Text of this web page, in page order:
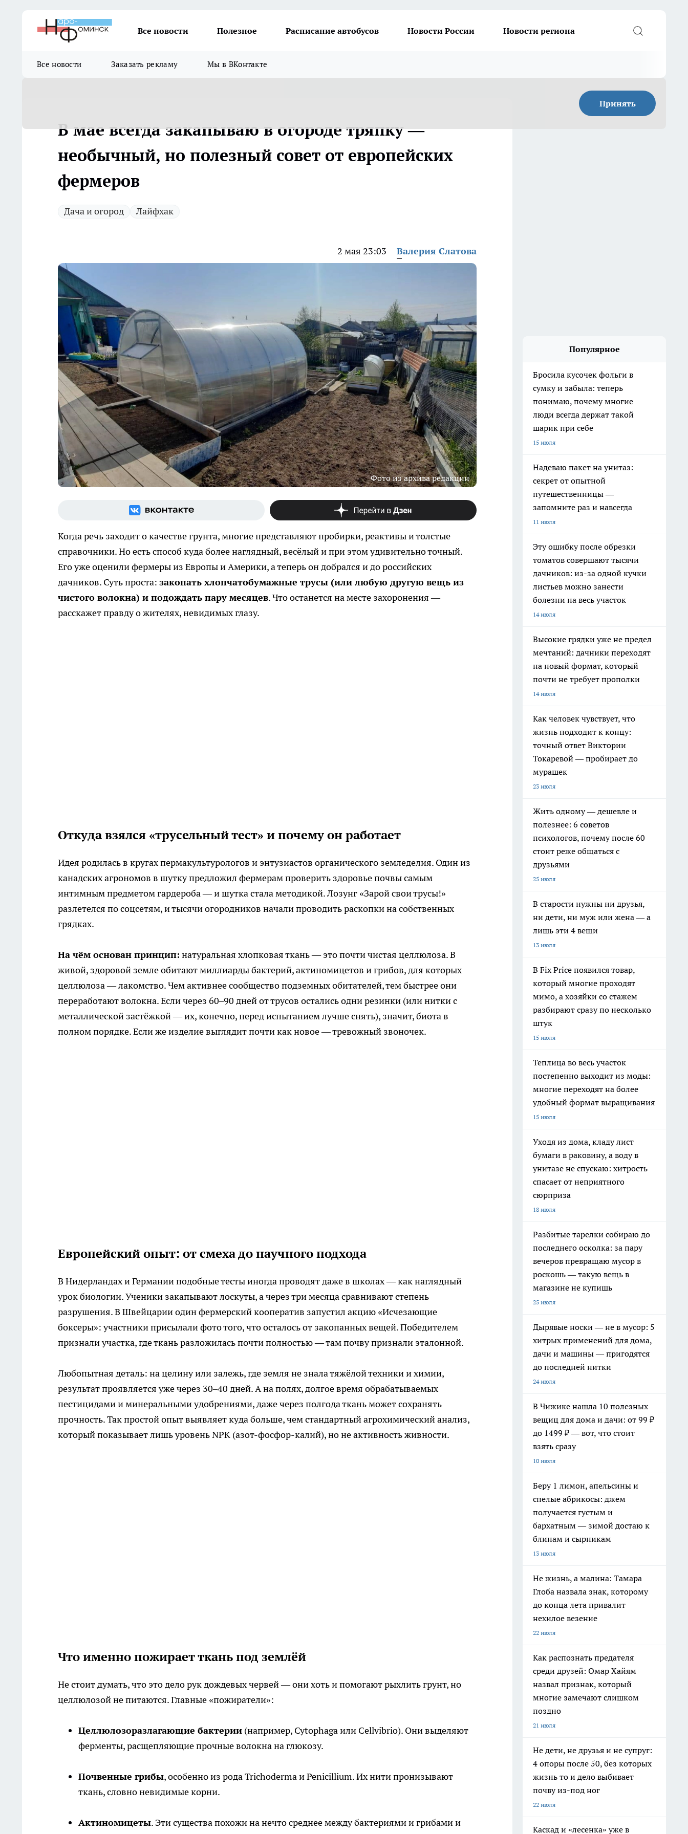
Все новости Полезное Расписание автобусов Новости России Новости региона
Все новости Заказать рекламу Мы в ВКонтакте
Принять
В мае всегда закапываю в огороде тряпку —
необычный, но полезный совет от европейских
фермеров
Дача и огород Лайфхак
2 мая 23:03 Валерия Слатова
Фото из архива редакции
Когда речь заходит о качестве грунта, многие представляют пробирки, реактивы и толстые
справочники. Но есть способ куда более наглядный, весёлый и при этом удивительно точный.
Его уже оценили фермеры из Европы и Америки, а теперь он добрался и до российских
дачников. Суть проста: закопать хлопчатобумажные трусы (или любую другую вещь из
чистого волокна) и подождать пару месяцев. Что останется на месте захоронения —
расскажет правду о жителях, невидимых глазу.
Откуда взялся «трусельный тест» и почему он работает
Идея родилась в кругах пермакультурологов и энтузиастов органического земледелия. Один из
канадских агрономов в шутку предложил фермерам проверить здоровье почвы самым
интимным предметом гардероба — и шутка стала методикой. Лозунг «Зарой свои трусы!»
разлетелся по соцсетям, и тысячи огородников начали проводить раскопки на собственных
грядках.
На чём основан принцип: натуральная хлопковая ткань — это почти чистая целлюлоза. В
живой, здоровой земле обитают миллиарды бактерий, актиномицетов и грибов, для которых
целлюлоза — лакомство. Чем активнее сообщество подземных обитателей, тем быстрее они
переработают волокна. Если через 60–90 дней от трусов остались одни резинки (или нитки с
металлической застёжкой — их, конечно, перед испытанием лучше снять), значит, биота в
полном порядке. Если же изделие выглядит почти как новое — тревожный звоночек.
Европейский опыт: от смеха до научного подхода
В Нидерландах и Германии подобные тесты иногда проводят даже в школах — как наглядный
урок биологии. Ученики закапывают лоскуты, а через три месяца сравнивают степень
разрушения. В Швейцарии один фермерский кооператив запустил акцию «Исчезающие
боксеры»: участники присылали фото того, что осталось от закопанных вещей. Победителем
признали участка, где ткань разложилась почти полностью — там почву признали эталонной.
Любопытная деталь: на целину или залежь, где земля не знала тяжёлой техники и химии,
результат проявляется уже через 30–40 дней. А на полях, долгое время обрабатываемых
пестицидами и минеральными удобрениями, даже через полгода ткань может сохранять
прочность. Так простой опыт выявляет куда больше, чем стандартный агрохимический анализ,
который показывает лишь уровень NPK (азот-фосфор-калий), но не активность живности.
Что именно пожирает ткань под землёй
Не стоит думать, что это дело рук дождевых червей — они хоть и помогают рыхлить грунт, но
целлюлозой не питаются. Главные «пожиратели»:
Целлюлозоразлагающие бактерии (например, Cytophaga или Cellvibrio). Они выделяют
ферменты, расщепляющие прочные волокна на глюкозу.
Почвенные грибы, особенно из рода Trichoderma и Penicillium. Их нити пронизывают
ткань, словно невидимые корни.
Актиномицеты. Эти существа похожи на нечто среднее между бактериями и грибами и
Популярное
Бросила кусочек фольги в
сумку и забыла: теперь
понимаю, почему многие
люди всегда держат такой
шарик при себе
15 июля
Надеваю пакет на унитаз:
секрет от опытной
путешественницы —
запомните раз и навсегда
11 июля
Эту ошибку после обрезки
томатов совершают тысячи
дачников: из-за одной кучки
листьев можно занести
болезни на весь участок
14 июля
Высокие грядки уже не предел
мечтаний: дачники переходят
на новый формат, который
почти не требует прополки
14 июля
Как человек чувствует, что
жизнь подходит к концу:
точный ответ Виктории
Токаревой — пробирает до
мурашек
23 июля
Жить одному — дешевле и
полезнее: 6 советов
психологов, почему после 60
стоит реже общаться с
друзьями
25 июля
В старости нужны ни друзья,
ни дети, ни муж или жена — а
лишь эти 4 вещи
13 июля
В Fix Price появился товар,
который многие проходят
мимо, а хозяйки со стажем
разбирают сразу по несколько
штук
15 июля
Теплица во весь участок
постепенно выходит из моды:
многие переходят на более
удобный формат выращивания
15 июля
Уходя из дома, кладу лист
бумаги в раковину, а воду в
унитазе не спускаю: хитрость
спасает от неприятного
сюрприза
18 июля
Разбитые тарелки собираю до
последнего осколка: за пару
вечеров превращаю мусор в
роскошь — такую вещь в
магазине не купишь
25 июля
Дырявые носки — не в мусор: 5
хитрых применений для дома,
дачи и машины — пригодятся
до последней нитки
24 июля
В Чижике нашла 10 полезных
вещиц для дома и дачи: от 99 ₽
до 1499 ₽ — вот, что стоит
взять сразу
10 июля
Беру 1 лимон, апельсины и
спелые абрикосы: джем
получается густым и
бархатным — зимой достаю к
блинам и сырникам
13 июля
Не жизнь, а малина: Тамара
Глоба назвала знак, которому
до конца лета привалит
нехилое везение
22 июля
Как распознать предателя
среди друзей: Омар Хайям
назвал признак, который
многие замечают слишком
поздно
21 июля
Не дети, не друзья и не супруг:
4 опоры после 50, без которых
жизнь то и дело выбивает
почву из-под ног
22 июля
Каскад и «лесенка» уже в